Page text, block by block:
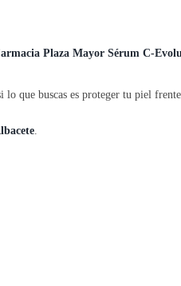
Plaza Mayor Sérum C-
que buscas es proteger tu piel